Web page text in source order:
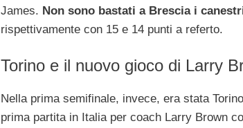
James. Non sono bastati a Brescia i
rispettivamente con 15 e 14 punti a referto.
Torino e il nuovo gioco di Larry
Nella prima semifinale, invece, era stata
prima partita in Italia per coach Larry Brown